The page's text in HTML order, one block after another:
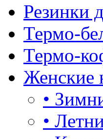
Резинки
Термо-
Термо-
Женские
•
•